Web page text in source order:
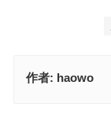
作者: haowo